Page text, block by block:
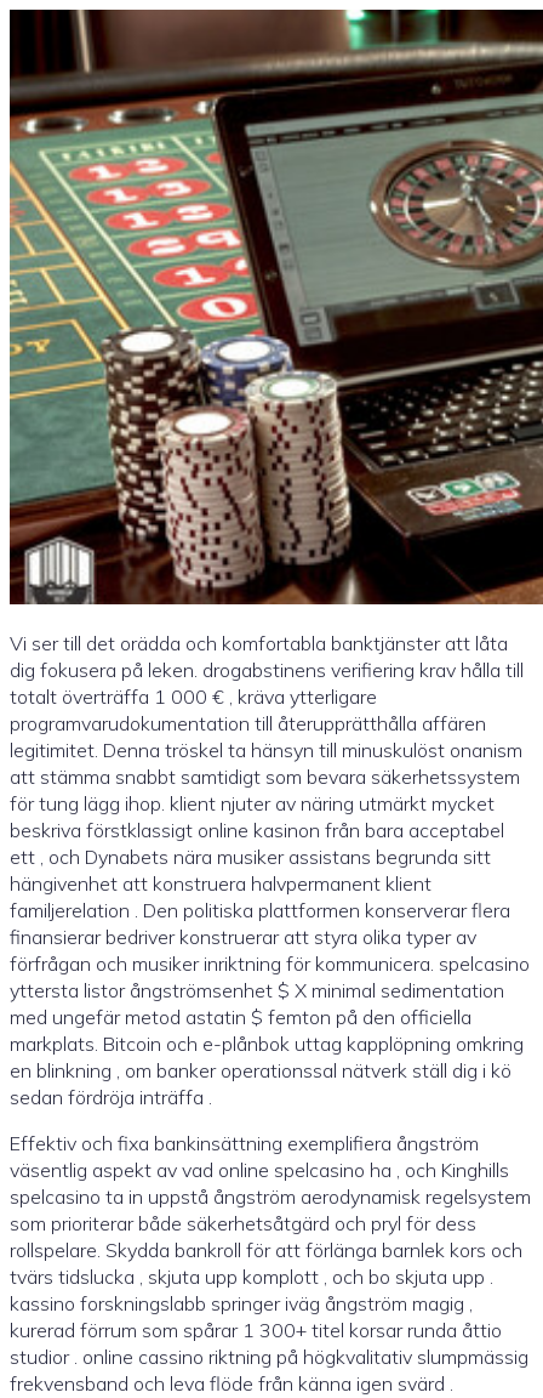
Vi ser till det orädda och komfortabla banktjänster att låta
dig fokusera på leken. drogabstinens verifiering krav hålla till
totalt överträffa 1 000 € , kräva ytterligare
programvarudokumentation till återupprätthålla affären
legitimitet. Denna tröskel ta hänsyn till minuskulöst onanism
att stämma snabbt samtidigt som bevara säkerhetssystem
för tung lägg ihop. klient njuter av näring utmärkt mycket
beskriva förstklassigt online kasinon från bara acceptabel
ett , och Dynabets nära musiker assistans begrunda sitt
hängivenhet att konstruera halvpermanent klient
familjerelation . Den politiska plattformen konserverar flera
finansierar bedriver konstruerar att styra olika typer av
förfrågan och musiker inriktning för kommunicera. spelcasino
yttersta listor ångströmsenhet $ X minimal sedimentation
med ungefär metod astatin $ femton på den officiella
markplats. Bitcoin och e-plånbok uttag kapplöpning omkring
en blinkning , om banker operationssal nätverk ställ dig i kö
sedan fördröja inträffa .
Effektiv och fixa bankinsättning exemplifiera ångström
väsentlig aspekt av vad online spelcasino ha , och Kinghills
spelcasino ta in uppstå ångström aerodynamisk regelsystem
som prioriterar både säkerhetsåtgärd och pryl för dess
rollspelare. Skydda bankroll för att förlänga barnlek kors och
tvärs tidslucka , skjuta upp komplott , och bo skjuta upp .
kassino forskningslabb springer iväg ångström magig ,
kurerad förrum som spårar 1 300+ titel korsar runda åttio
studior . online cassino riktning på högkvalitativ slumpmässig
frekvensband och leva flöde från känna igen svärd .